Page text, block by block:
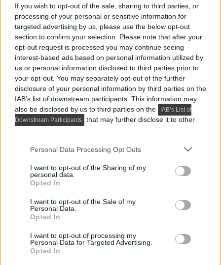
If you wish to opt-out of the sale, sharing to third parties, or
processing of your personal or sensitive information for
targeted advertising by us, please use the below opt-out
section to confirm your selection. Please note that after your
opt-out request is processed you may continue seeing
interest-based ads based on personal information utilized by
us or personal information disclosed to third parties prior to
your opt-out. You may separately opt-out of the further
disclosure of your personal information by third parties on the
IAB’s list of downstream participants. This information may
also be disclosed by us to third parties on the
IAB’s List of
Downstream Participants
that may further disclose it to other
Please note that this website/app uses one or more Google
not limited to your visit or usage behaviour. You may click to
grant or deny consent to Google and its third-party tags to
use your data for below specified purposes in below Google
consent section.
Personal Data Processing Opt Outs
I want to opt-out of the Sharing of my
personal data.
Opted In
I want to opt-out of the Sale of my
Personal Data.
Opted In
I want to opt-out of processing my
Personal Data for Targeted Advertising.
Opted In
Hangulatos minimalista stílus anya és
lánya 74 m²-es otthonában
A 74 m²-es, háromszobás lakást egy hölgy
megbízásából rendezte be a tervező, a tulajdonos
tizenéves...
Háromszobás lakást kellett négyszobássá